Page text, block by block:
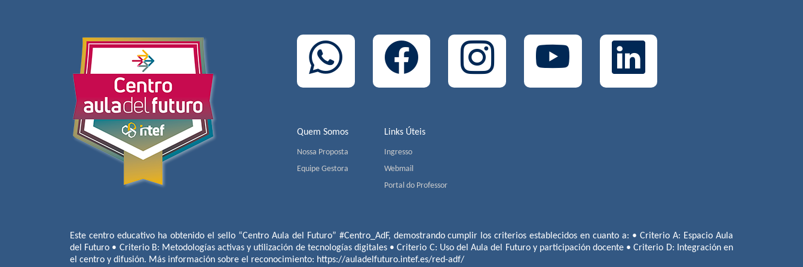
Quem Somos
Nossa Proposta
Equipe Gestora
Links Úteis
Ingresso
Webmail
Portal do Professor
Este centro educativo ha obtenido el sello “Centro Aula del Futuro” #Centro_AdF, demostrando cumplir los criterios establecidos en cuanto a: • Criterio A: Espacio Aula
del Futuro • Criterio B: Metodologías activas y utilización de tecnologías digitales • Criterio C: Uso del Aula del Futuro y participación docente • Criterio D: Integración en
el centro y difusión. Más información sobre el reconocimiento: https://auladelfuturo.intef.es/red-adf/